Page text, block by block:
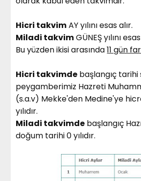
Hicri takvimAY yılını esas alır.
Miladi takvimGÜNEŞ yılını
Bu yüzden ikisi arasında11 gün
Hicri takvimde başlangıç tarihi
peygamberimiz Hazreti
(s.a.v) Mekke'den Medine'ye
yılıdır.
Miladi takvimde başlangıç
doğum tarihi 0 yılıdır.